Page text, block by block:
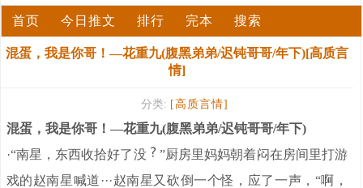
首页 今日推文 排行 完本 搜索
混蛋，我是你哥！—花重九(腹黑弟弟/迟钝哥哥/年下)[高质言
情]
分类: [高质言情]
混蛋，我是你哥！—花重九(腹黑弟弟/迟钝哥哥/年下)
·“南星，东西收拾好了没
”厨房里妈妈朝着闷在房间里打游
戏的赵南星喊道···赵南星又砍倒一个怪，应了一声，“啊，